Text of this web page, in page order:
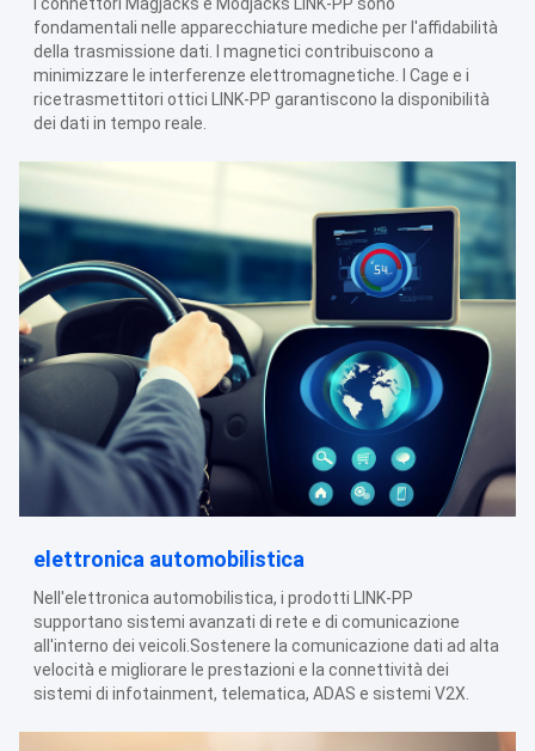
fondamentali nelle apparecchiature mediche per l'affidabilità
della trasmissione dati. I magnetici contribuiscono a
minimizzare le interferenze elettromagnetiche. I Cage e i
ricetrasmettitori ottici LINK-PP garantiscono la disponibilità
dei dati in tempo reale.
elettronica automobilistica
Nell'elettronica automobilistica, i prodotti LINK-PP
supportano sistemi avanzati di rete e di comunicazione
all'interno dei veicoli.Sostenere la comunicazione dati ad alta
velocità e migliorare le prestazioni e la connettività dei
sistemi di infotainment, telematica, ADAS e sistemi V2X.